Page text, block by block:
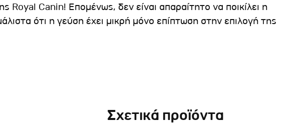
Canin! Επομένως, δεν είναι απαραίτητο να ποικίλει η
ότι η γεύση έχει μικρή μόνο επίπτωση στην επιλογή της
Σχετικά προϊόντα